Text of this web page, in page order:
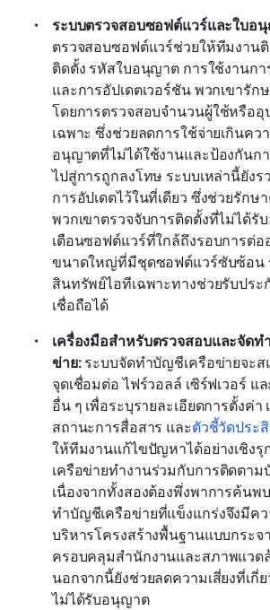
ระบบตรวจสอบซอฟต์แวร์และใบอ
ตรวจสอบซอฟต์แวร์ช่วยให้ทีมงาน
ติดตั้ง รหัสใบอนุญาต การใช้งานก
และการอัปเดตเวอร์ชัน พวกเขารั
โดยการตรวจสอบจำนวนผู้ใช้หรือ
เฉพาะ ซึ่งช่วยลดการใช้จ่ายเกินคว
อนุญาตที่ไม่ได้ใช้งานและป้องกันก
ไปสู่การถูกลงโทษ ระบบเหล่านี้ยัง
การอัปเดตไว้ในที่เดียว ซึ่งช่วยรักษ
พวกเขาตรวจจับการติดตั้งที่ไม่ได้รั
เตือนซอฟต์แวร์ที่ใกล้ถึงรอบการต่
ขนาดใหญ่ที่มีชุดซอฟต์แวร์ซับซ้อน
สินทรัพย์ไอทีเฉพาะทางช่วยรับปร
เชื่อถือได้
เครื่องมือสำหรับตรวจสอบและจัด
ข่าย: ระบบจัดทำบัญชีเครือข่ายจะส
จุดเชื่อมต่อ ไฟร์วอลล์ เซิร์ฟเวอร์
อื่น ๆ เพื่อระบุรายละเอียดการตั้งค่า
สถานะการสื่อสาร และตัวชี้วัดประ
ให้ทีมงานแก้ไขปัญหาได้อย่างเชิงรุ
เครือข่ายทำงานร่วมกับการติดตา
เนื่องจากทั้งสองต้องพึ่งพาการค้นพ
ทำบัญชีเครือข่ายที่แข็งแกร่งจึงมีค
บริหารโครงสร้างพื้นฐานแบบกระ
ครอบคลุมสำนักงานและสภาพแวด
นอกจากนี้ยังช่วยลดความเสี่ยงที่เ
ไม่ได้รับอนุญาต